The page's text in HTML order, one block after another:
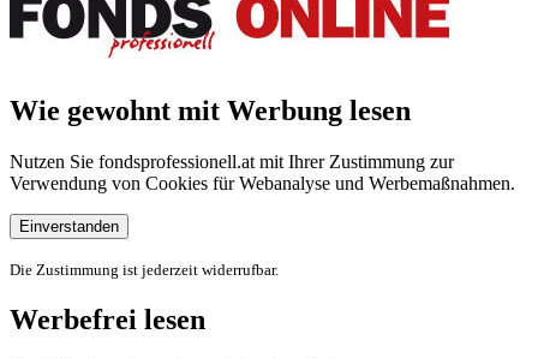
Wie gewohnt mit Werbung lesen
Nutzen Sie fondsprofessionell.at mit Ihrer Zustimmung zur
Verwendung von Cookies für Webanalyse und Werbemaßnahmen.
Einverstanden
Die Zustimmung ist jederzeit widerrufbar.
Werbefrei lesen